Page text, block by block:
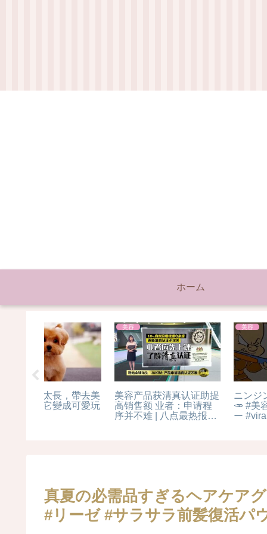
ホーム
美容
【No.93】冬❄️乾燥対策
の為にやるべきスキンケ
ア🚨【季節18】
美容
#skincaretips
#retinol #tretinoin
#texturedskin
真夏の必需品すぎるヘアケア
#リーゼ #サラサラ前髪復活パ